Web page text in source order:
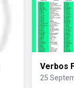
Verbos
25